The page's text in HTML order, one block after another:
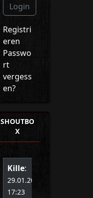
Login
Registri
eren
Passwo
rt
vergess
en?
SHOUTBO
X
Kille:
29.01.2022
17:23